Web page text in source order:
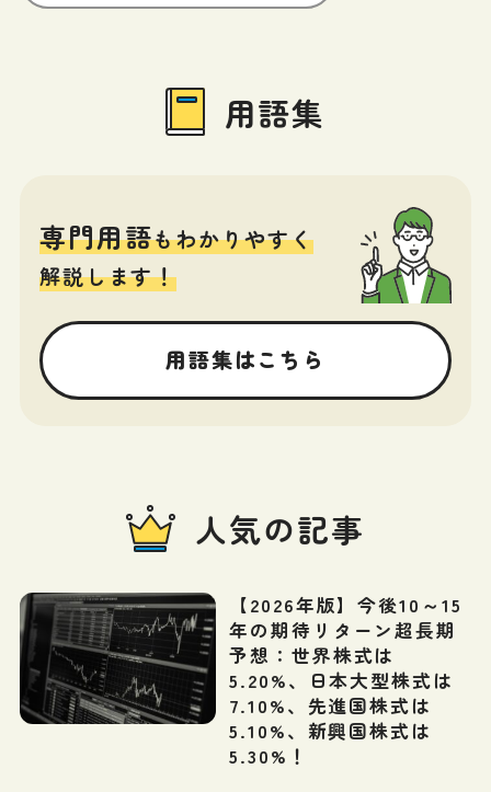
用語集
専門用語もわかりやすく
解説します！
用語集はこちら
人気の記事
【2026年版】今後10～15
年の期待リターン超長期
予想：世界株式は
5.20%、日本大型株式は
7.10%、先進国株式は
5.10%、新興国株式は
5.30%！